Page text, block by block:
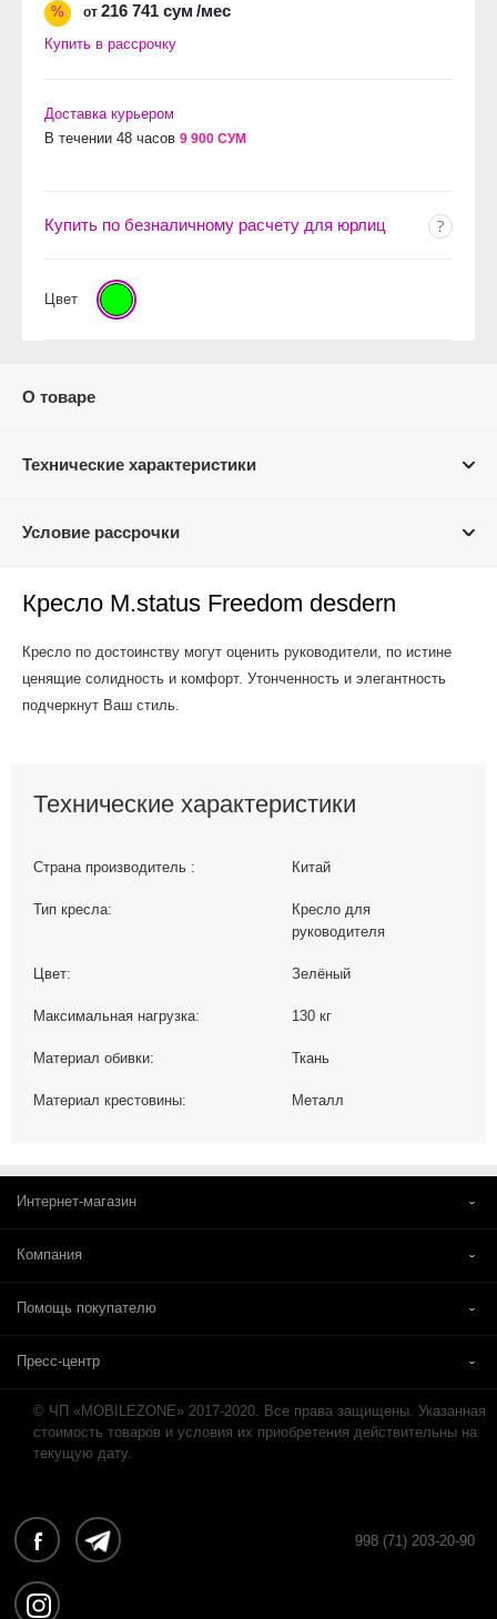
%
от 216 741 сум /мес
Купить в рассрочку
Доставка курьером
В течении 48 часов 9 900 СУМ
Купить по безналичному расчету для юрлиц
Цвет
О товаре
Технические характеристики
Условие рассрочки
Кресло M.status Freedom desdern
Кресло по достоинству могут оценить руководители, по истине
ценящие солидность и комфорт. Утонченность и элегантность
подчеркнут Ваш стиль.
Технические характеристики
Страна производитель : Китай
Тип кресла:
Кресло для
руководителя
Цвет: Зелёный
Максимальная нагрузка: 130 кг
Материал обивки: Ткань
Материал крестовины: Металл
Интернет-магазин
Компания
Помощь покупателю
Пресс-центр
© ЧП «MOBILEZONE» 2017-2020. Все права защищены. Указанная
стоимость товаров и условия их приобретения действительны на
текущую дату.
998 (71) 203-20-90